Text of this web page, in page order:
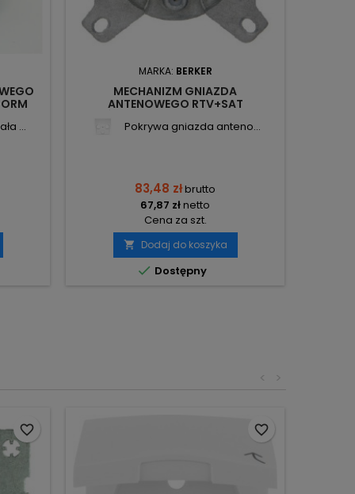
...
MARKA: BERKER
MECHANIZM GNIAZDA
ANTENOWEGO RTV+SAT
Pokrywa gniazda anteno...
83,48 złbrutto
67,87 złnetto
Cena za szt.
 Dodaj do koszyka
 Dostępny
>
<
favorite_border favorite_border